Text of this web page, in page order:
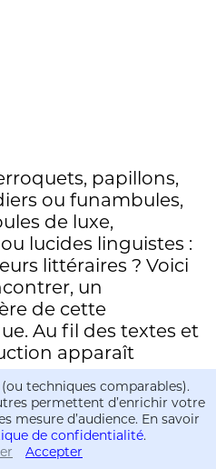
papillons,
ou funambules,
de luxe,
lucides linguistes :
littéraires ? Voici
un
de cette
Au fil des textes et
apparaît
Hommages à
techniques comparables).
permettent d’enrichir votre
mesure d’audience. En savoir
de confidentialité.
Accepter